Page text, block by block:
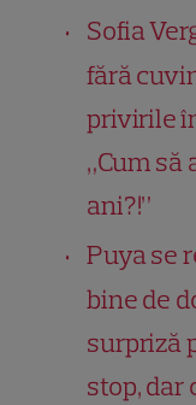
Sofia
fără
privirile
„Cum să
ani?!”
Puya se
bine de
surpriză
stop, dar